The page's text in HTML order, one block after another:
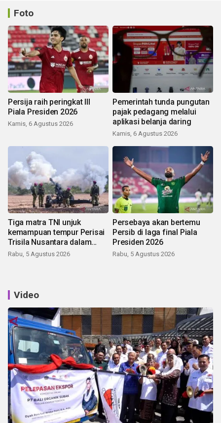
Foto
Persija raih peringkat III
Piala Presiden 2026
Kamis, 6 Agustus 2026
Pemerintah tunda pungutan
pajak pedagang melalui
aplikasi belanja daring
Kamis, 6 Agustus 2026
Tiga matra TNI unjuk
kemampuan tempur Perisai
Trisila Nusantara dalam
latihan di Kepri
Rabu, 5 Agustus 2026
Persebaya akan bertemu
Persib di laga final Piala
Presiden 2026
Rabu, 5 Agustus 2026
Video